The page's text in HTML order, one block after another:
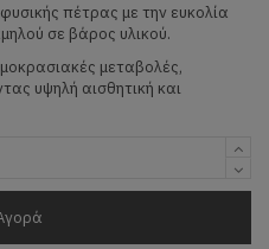
πέτρας με την ευκολία
σε βάρος υλικού.
μεταβολές,
υψηλή αισθητική και